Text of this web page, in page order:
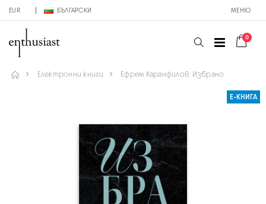
EUR БЪЛГАРСКИ МЕНЮ
0
Електронни книги Ефрем Каранфилов. Избрано
Е-КНИГА